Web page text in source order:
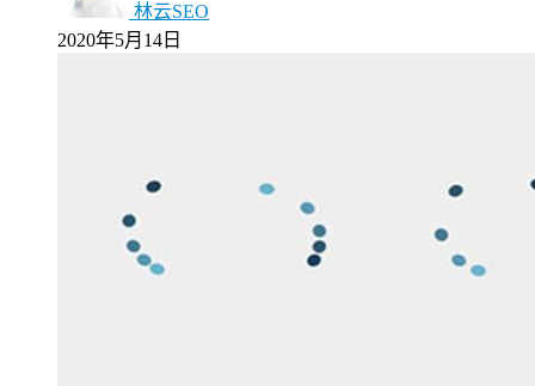
林云SEO
2020年5月14日